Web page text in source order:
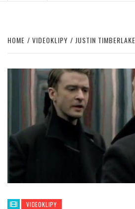
HOME VIDEOKLIPY JUSTIN
VIDEOKLIPY